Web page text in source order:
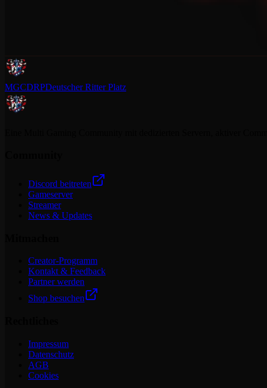
MGCDRPDeutscher Ritter Platz
Discord beitreten
Gameserver
Streamer
News & Updates
Creator-Programm
Kontakt & Feedback
Partner werden
Shop besuchen
Impressum
Datenschutz
AGB
Cookies